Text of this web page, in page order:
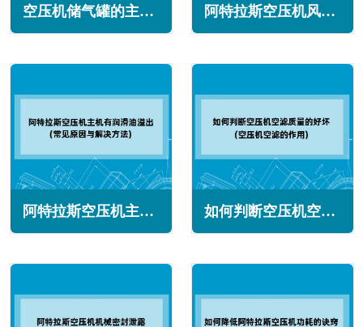
空压机储气罐的主要作用与选型(适应系统需求的高峰) 阿特拉斯空压机风量下降怎么回事(常见原因与解决办法)
阿特拉斯空压机主机有润滑油溢出怎么办(常见原因与解决方法) 如何判断空压机空滤质量的好坏(空压机空滤的作用)